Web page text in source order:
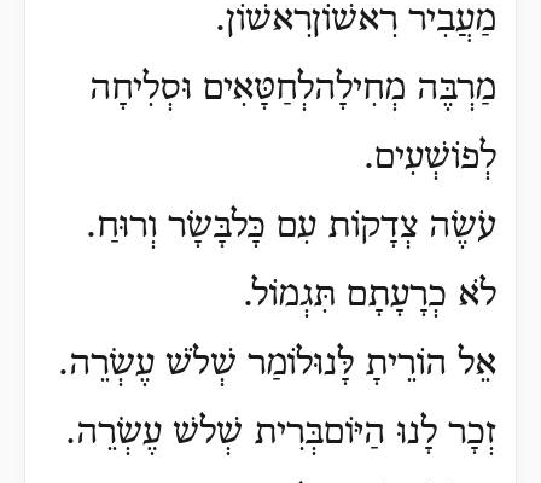
מַעֲבִיר רִאשׁוֹןרִאשׁוֹן.
מַרְבֶּה מְחִילָהלְחַטָּאִים וּסְלִיחָה
לְפוֹשְׁעִים.
עֹשֶׂה צְדָקוֹת עִם כָּלבָּשָׂר וְרוּחַ.
לֹא כְרָעָתָם תִּגְמוֹל.
אֵל הוֹרֵיתָ לָּנוּלוֹמַר שְׁלֹשׁ עֶשְׂרֵה.
זְכָר לָנוּ הַיּוֹםבְּרִית שְׁלשׁ עֶשְׂרֵה.